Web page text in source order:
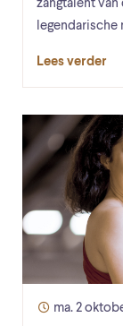
zangtalent
legendarische
Lees verder
ma. 2